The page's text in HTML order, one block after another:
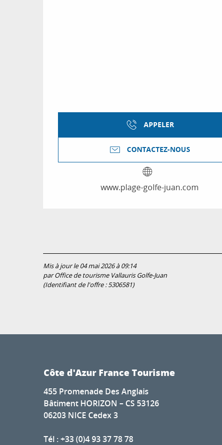
APPELER
CONTACTEZ-NOUS
www.plage-golfe-juan.com
Mis à jour le 04 mai 2026 à 09:14
par Office de tourisme Vallauris Golfe-Juan
(Identifiant de l'offre :5306581)
Côte d'Azur France Tourisme
455 Promenade Des Anglais
Bâtiment HORIZON – CS 53126
06203 NICE Cedex 3
Tél : +33 (0)4 93 37 78 78